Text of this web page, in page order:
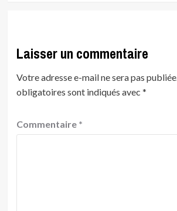
Laisser un commentaire
Votre adresse e-mail ne sera pas publiée.
obligatoires sont indiqués avec *
Commentaire *